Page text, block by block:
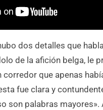
dos detalles que
de la afición belga, le
que apenas
fue clara y
son palabras